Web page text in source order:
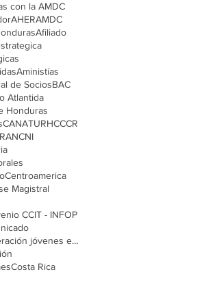
con la AMDC
AHERAMDC
Afiliado
Aministías
de SociosBAC
Atlantida
Honduras
CANATURHCCCR
CNI
Centroamerica
Magistral
CCIT - INFOP
Convenio Cooperación jóvenes emprendedores
Costa Rica